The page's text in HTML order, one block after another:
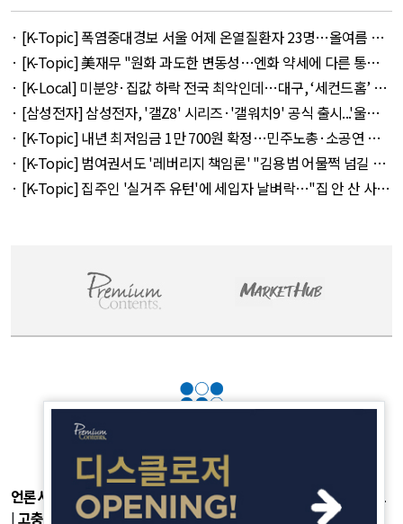
· [K-Topic] 폭염중대경보 서울 어제 온열질환자 23명…올여름 최
다 외 33건 - August 5, 2026
· [K-Topic] 美재무 "원화 과도한 변동성…엔화 약세에 다른 통화
뒤따를 것" 외 50건 - August 5, 2026
· [K-Local] 미분양·집값 하락 전국 최악인데…대구, ‘세컨드홈’ 특
례서 빠졌다 외 11건 - August 5, 2026
· [삼성전자] 삼성전자, '갤Z8' 시리즈·'갤워치9' 공식 출시...'울트
라' 257만 7300원 외 51건 - August 6, 2026
· [K-Topic] 내년 최저임금 1만 700원 확정…민주노총·소공연 이
의 불수용 외 44건 - August 5, 2026
· [K-Topic] 범여권서도 '레버리지 책임론' "김용범 어물쩍 넘길 수
없어" 외 50건 - August 5, 2026
· [K-Topic] 집주인 '실거주 유턴'에 세입자 날벼락…"집 안 산 사람
언론사소개 |개인정보취급방침|광고후원 부가서비스|기사제보
|고충처리 |청소년보호정책